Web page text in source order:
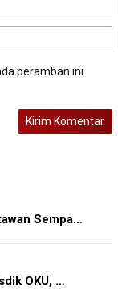
peramban ini
Sempa…
OKU, …